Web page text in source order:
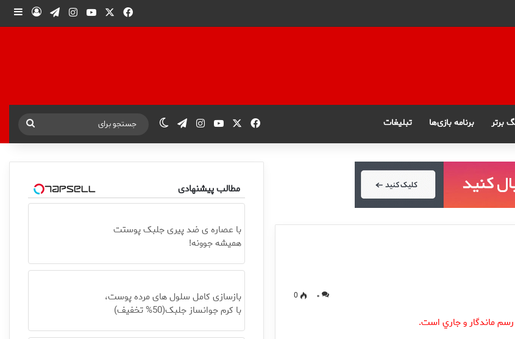
فیس بوکیوتیوباینستاگرام
تلگرامورود
برتر برنامه بازی‌ها تبلیغات فیس بوکیوتیوباینستاگرام
تلگرامتغییر پوسته
جستجو
برای
۰ 0
ماندگار و جاري است.
مطالب پیشنهادی
با عصاره ی ضد پیری جلبک پوستت
همیشه جوونه!
بازسازی کامل سلول های مرده پوست،
با کرم جوانساز جلبک(50% تخفیف)